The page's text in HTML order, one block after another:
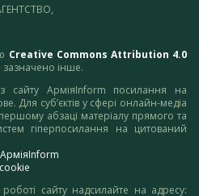
Creative Commons Attribution 4.0
інше.
сайту АрміяInform посилання на
Для суб’єктів у сфері онлайн-медіа
абзаці матеріалу прямого та
гіперпосилання на цитований
сайту надсилайте на адресу: